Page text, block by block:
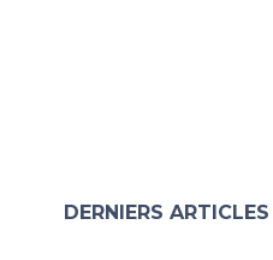
DERNIERS ARTICLES